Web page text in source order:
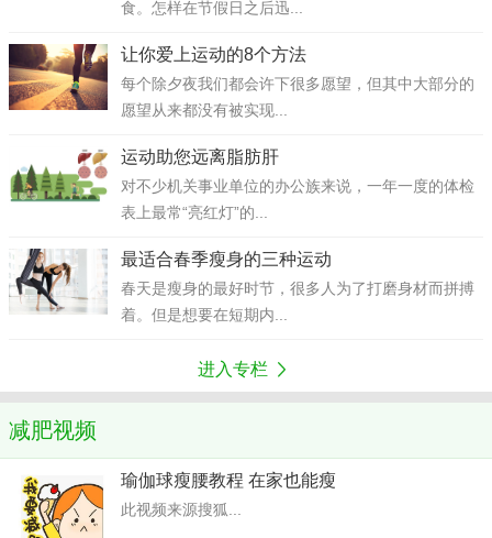
食。怎样在节假日之后迅...
让你爱上运动的8个方法
每个除夕夜我们都会许下很多愿望，但其中大部分的
愿望从来都没有被实现...
运动助您远离脂肪肝
对不少机关事业单位的办公族来说，一年一度的体检
表上最常“亮红灯”的...
最适合春季瘦身的三种运动
春天是瘦身的最好时节，很多人为了打磨身材而拼搏
着。但是想要在短期内...
进入专栏
减肥视频
瑜伽球瘦腰教程 在家也能瘦
此视频来源搜狐...